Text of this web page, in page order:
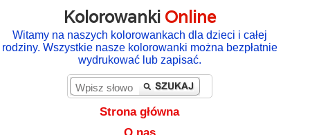
Kolorowanki Online
Witamy na naszych kolorowankach dla dzieci i całej
rodziny. Wszystkie nasze kolorowanki można bezpłatnie
wydrukować lub zapisać.
Strona główna